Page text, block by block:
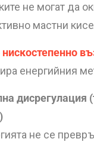
не могат да
мастни
енергийния
дисрегулация
не се